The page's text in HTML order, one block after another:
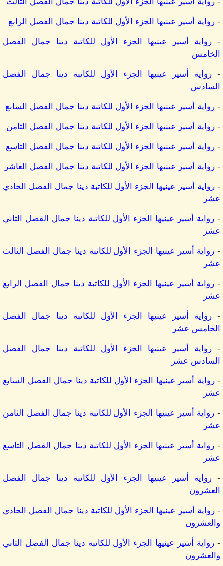
- رواية أسير عينيها الجزء الأول للكاتبة دينا جمال الفصل الرابع
- رواية أسير عينيها الجزء الأول للكاتبة دينا جمال الفصل
الخامس
- رواية أسير عينيها الجزء الأول للكاتبة دينا جمال الفصل
السادس
- رواية أسير عينيها الجزء الأول للكاتبة دينا جمال الفصل السابع
- رواية أسير عينيها الجزء الأول للكاتبة دينا جمال الفصل الثامن
- رواية أسير عينيها الجزء الأول للكاتبة دينا جمال الفصل التاسع
- رواية أسير عينيها الجزء الأول للكاتبة دينا جمال الفصل العاشر
-رواية أسير عينيها الجزء الأول للكاتبة دينا جمال الفصل الحادي
عشر
- رواية أسير عينيها الجزء الأول للكاتبة دينا جمال الفصل الثاني
عشر
- رواية أسير عينيها الجزء الأول للكاتبة دينا جمال الفصل الثالث
عشر
-رواية أسير عينيها الجزء الأول للكاتبة دينا جمال الفصل الرابع
عشر
- رواية أسير عينيها الجزء الأول للكاتبة دينا جمال الفصل
الخامس عشر
- رواية أسير عينيها الجزء الأول للكاتبة دينا جمال الفصل
السادس عشر
-رواية أسير عينيها الجزء الأول للكاتبة دينا جمال الفصل السابع
عشر
- رواية أسير عينيها الجزء الأول للكاتبة دينا جمال الفصل الثامن
عشر
- رواية أسير عينيها الجزء الأول للكاتبة دينا جمال الفصل التاسع
عشر
- رواية أسير عينيها الجزء الأول للكاتبة دينا جمال الفصل
العشرون
-رواية أسير عينيها الجزء الأول للكاتبة دينا جمال الفصل الحادي
والعشرون
- رواية أسير عينيها الجزء الأول للكاتبة دينا جمال الفصل الثاني
والعشرون